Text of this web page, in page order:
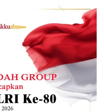
siur informasi ini agar
pelayanan publik di sektor
kesehatan tidak
terganggu. (Redaksi)